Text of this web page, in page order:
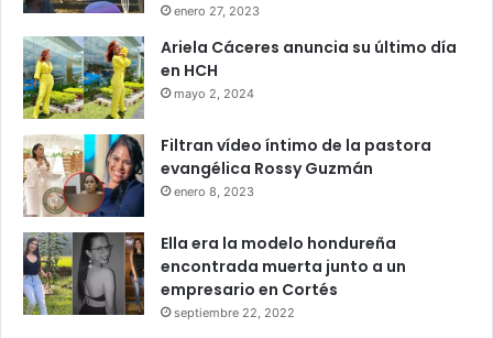
enero 27, 2023
Ariela Cáceres anuncia su último día
en HCH
mayo 2, 2024
Filtran vídeo íntimo de la pastora
evangélica Rossy Guzmán
enero 8, 2023
Ella era la modelo hondureña
encontrada muerta junto a un
empresario en Cortés
septiembre 22, 2022